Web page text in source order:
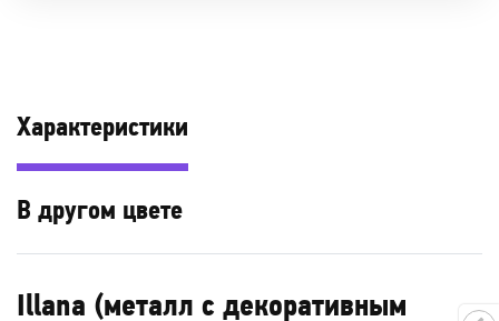
Характеристики
В другом цвете
Illana (металл с декоративным